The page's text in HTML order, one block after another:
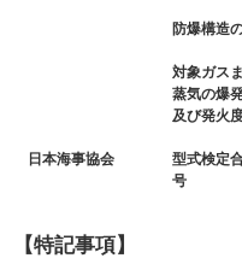
防爆構造
対象ガス
蒸気の爆
及び発火
日本海事協会
型式検定
号
【特記事項】